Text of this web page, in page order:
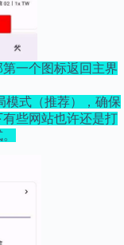
一个图标返回主界
模式（推荐），确保
些网站也许还是打